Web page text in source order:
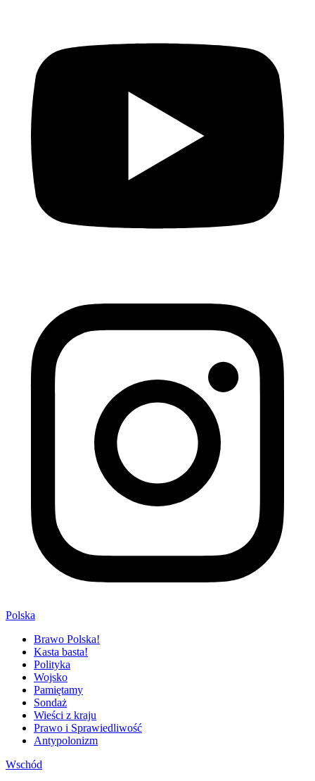
Polska
Brawo Polska!
Kasta basta!
Polityka
Wojsko
Pamiętamy
Sondaż
Wieści z kraju
Prawo i Sprawiedliwość
Antypolonizm
Wschód